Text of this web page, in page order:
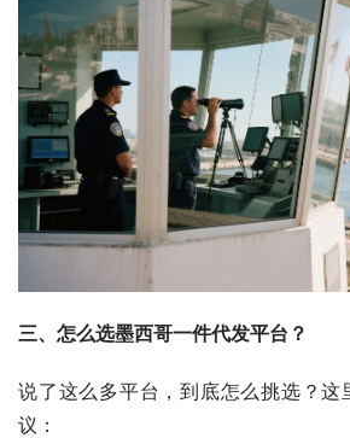
三、怎么选墨西哥一件代发平台？
说了这么多平台，到底怎么挑选？这
议：